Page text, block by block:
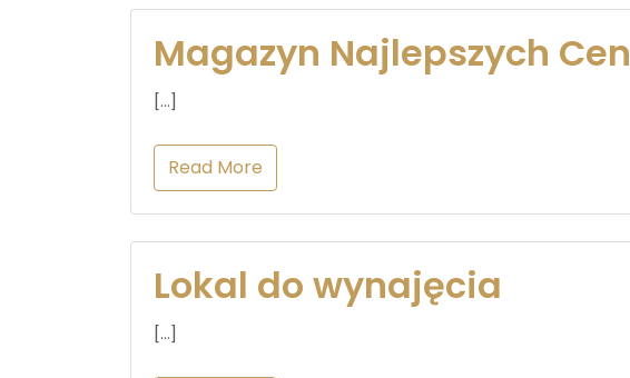
Magazyn Najlepszych Cen
[…]
Read More
Lokal do wynajęcia
[…]